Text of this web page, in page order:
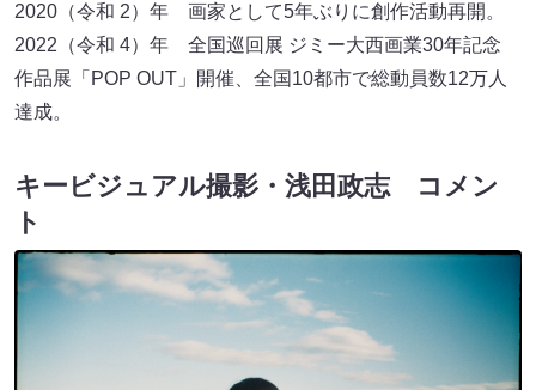
2020（令和 2）年 画家として5年ぶりに創作活動再開。
2022（令和 4）年 全国巡回展 ジミー大西画業30年記念
作品展「POP OUT」開催、全国10都市で総動員数12万人
達成。
キービジュアル撮影・浅田政志 コメン
ト